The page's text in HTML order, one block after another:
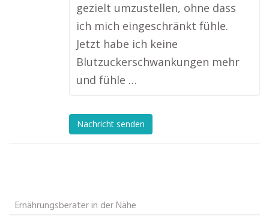
gezielt umzustellen, ohne dass
ich mich eingeschränkt fühle.
Jetzt habe ich keine
Blutzuckerschwankungen mehr
und fühle …
Nachricht senden
Ernährungsberater in der Nähe